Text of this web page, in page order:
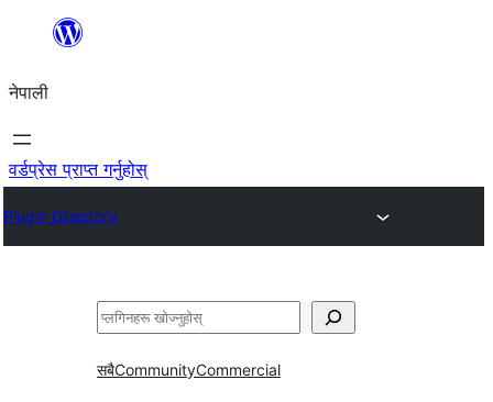
सामग्रीमा
नेपाली
वर्डप्रेस प्राप्त गर्नुहोस्
Plugin Directory
खोज्नुहोस्
सबैCommunityCommercial